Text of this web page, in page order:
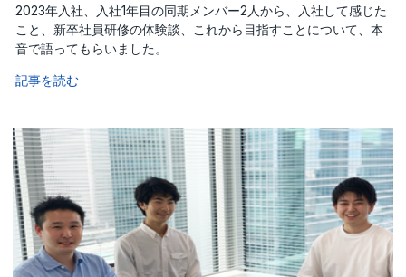
2023年入社、入社1年目の同期メンバー2人から、入社して感じた
こと、新卒社員研修の体験談、これから目指すことについて、本
音で語ってもらいました。
記事を読む